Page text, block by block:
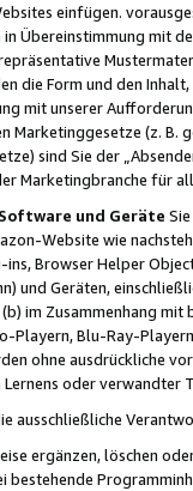
einfügen.
Übereinstimmung mit
die Form und den
mit unserer
Marketinggesetze (z. B.
sind Sie der
Marketingbranche für
und Geräte
Website wie
Browser Helper
und Geräten,
im Zusammenhang
Blu-Ray-
ohne ausdrückliche
oder
ausschließliche
ergänzen, löschen